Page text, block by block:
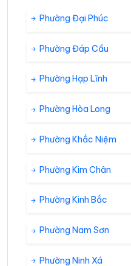
Phường Đại Phúc
Phường Đáp Cầu
Phường Hạp Lĩnh
Phường Hòa Long
Phường Khắc Niệm
Phường Kim Chân
Phường Kinh Bắc
Phường Nam Sơn
Phường Ninh Xá